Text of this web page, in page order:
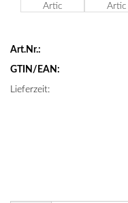
Art.Nr.:
GTIN/EAN:
Lieferzeit: